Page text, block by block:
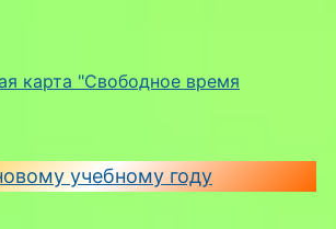
карта "Свободное время
учебному году